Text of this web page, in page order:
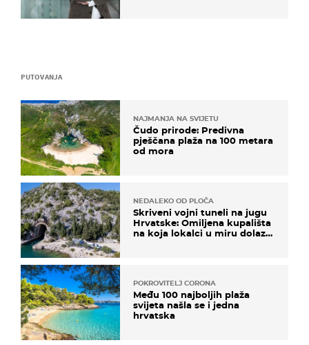
PUTOVANJA
NAJMANJA NA SVIJETU
Čudo prirode: Predivna
pješčana plaža na 100 metara
od mora
NEDALEKO OD PLOČA
Skriveni vojni tuneli na jugu
Hrvatske: Omiljena kupališta
na koja lokalci u miru dolaze
POKROVITELJ CORONA
Među 100 najboljih plaža
svijeta našla se i jedna
hrvatska